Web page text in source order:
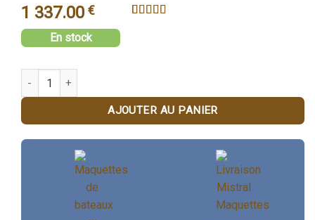
1 337.00 €
En stock
quantité de SOLEIL ROYAL (1669) - Vaisseau de 1er rang - 104
AJOUTER AU PANIER